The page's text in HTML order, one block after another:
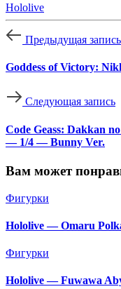
Hololive
Предыдущая запись
Goddess of Victory:
Следующая запись
Code Geass: Dakkan
— 1/4 — Bunny Ver.
Вам может
Фигурки
Hololive — Omaru
Фигурки
Hololive — Fuwawa